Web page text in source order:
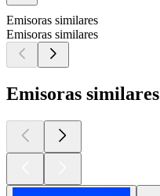
Emisoras similares
Emisoras similares
Emisoras similares